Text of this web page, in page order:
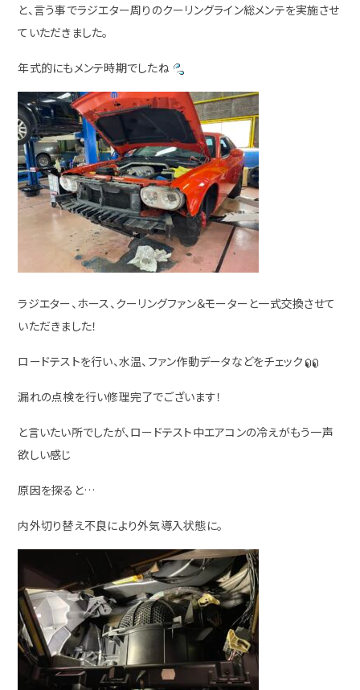
と、言う事でラジエター周りのクーリングライン総メンテを実施させ
ていただきました。
年式的にもメンテ時期でしたね
ラジエター、ホース、クーリングファン＆モーターと一式交換させて
いただきました！
ロードテストを行い、水温、ファン作動データなどをチェック
漏れの点検を行い修理完了でございます！
と言いたい所でしたが、ロードテスト中エアコンの冷えがもう一声
欲しい感じ
原因を探ると…
内外切り替え不良により外気導入状態に。